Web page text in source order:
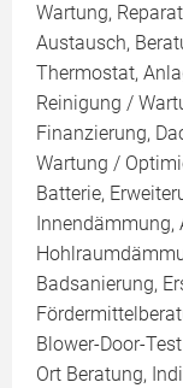
Wartung,
Austausch,
Thermostat,
Reinigung /
Finanzierung,
Wartung /
Batterie,
Innendämmung,
Badsanierung,
Blower-Door-
Ort Beratung,